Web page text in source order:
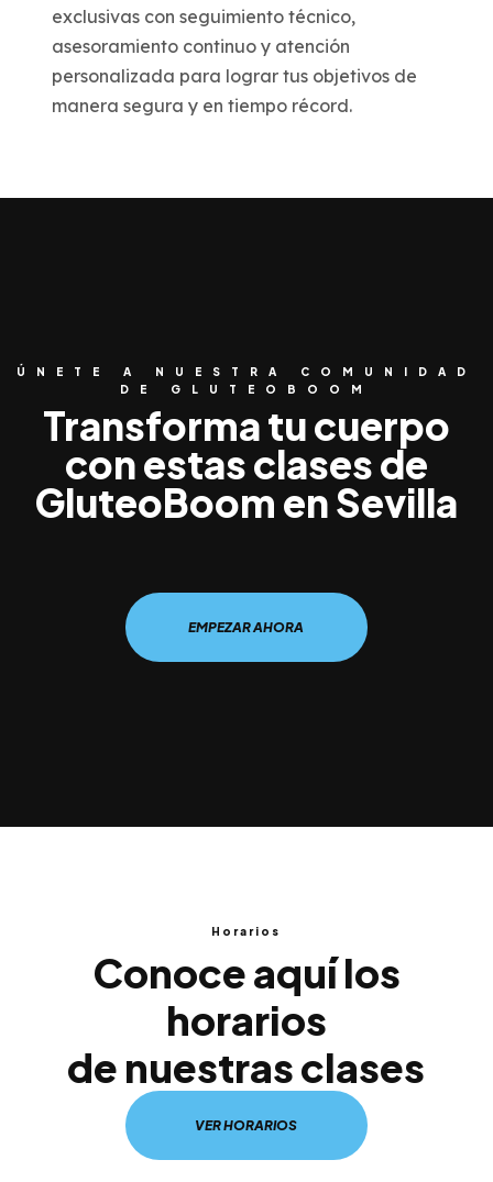
exclusivas con seguimiento técnico,
asesoramiento continuo y atención
personalizada para lograr tus objetivos de
manera segura y en tiempo récord.
ÚNETE A NUESTRA COMUNIDAD
DE GLUTEOBOOM
Transforma tu cuerpo
con estas clases de
GluteoBoom en Sevilla
EMPEZAR AHORA
Horarios
Conoce aquí los
horarios
de nuestras clases
VER HORARIOS